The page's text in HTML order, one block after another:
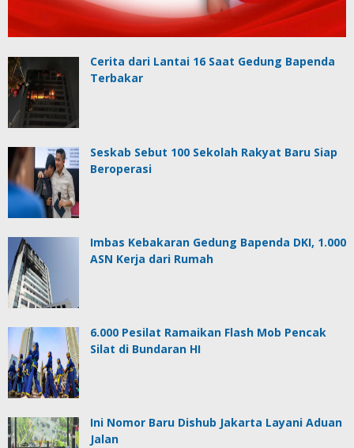
Cerita dari Lantai 16 Saat Gedung Bapenda
Terbakar
Seskab Sebut 100 Sekolah Rakyat Baru Siap
Beroperasi
Imbas Kebakaran Gedung Bapenda DKI, 1.000
ASN Kerja dari Rumah
6.000 Pesilat Ramaikan Flash Mob Pencak
Silat di Bundaran HI
Ini Nomor Baru Dishub Jakarta Layani Aduan
Jalan